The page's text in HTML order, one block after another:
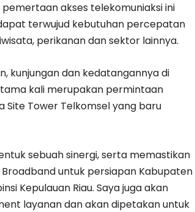
akses telekomuniaksi ini
terwujud kebutuhan percepatan
perikanan dan sektor lainnya.
kunjungan dan kedatangannya di
kali merupakan permintaan
Tower Telkomsel yang baru
sebuah sinergi, serta memastikan
untuk persiapan Kabupaten
Kepulauan Riau. Saya juga akan
layanan dan akan dipetakan untuk